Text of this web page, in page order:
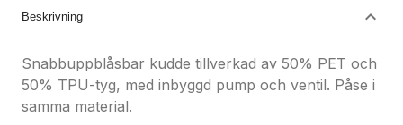
Beskrivning
Snabbuppblåsbar kudde tillverkad av 50% PET och
50% TPU-tyg, med inbyggd pump och ventil. Påse i
samma material.